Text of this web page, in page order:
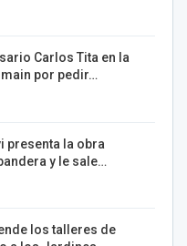
Carlos Tita en la
por pedir…
presenta la obra
y le sale…
los talleres de